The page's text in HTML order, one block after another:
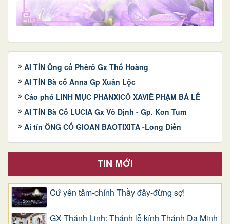
AI TÍN Ông cố Phêrô Gx Thổ Hoàng
AI TÍN Bà cố Anna Gp Xuân Lộc
Cáo phó LINH MỤC PHANXICÔ XAVIÊ PHẠM BÁ LỄ
AI TÍN Bà Cố LUCIA Gx Võ Định - Gp. Kon Tum
Ai tín ÔNG CỐ GIOAN BAOTIXITA -Long Điền
TIN MỚI
Cứ yên tâm-chính Thầy đây-đừng sợ!
GX Thánh Linh: Thánh lễ kính Thánh Đa Minh